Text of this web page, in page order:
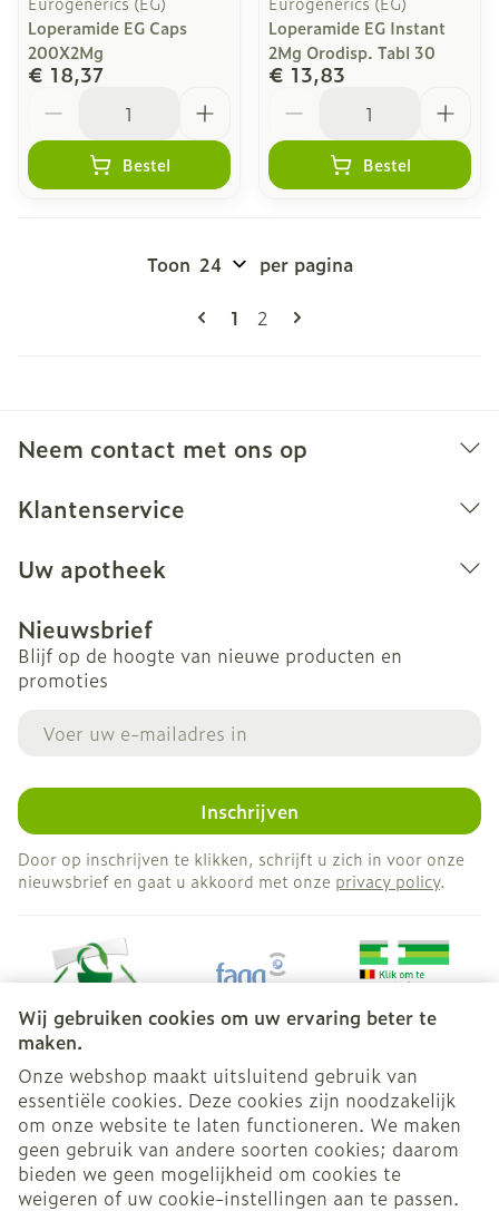
Wij gebruiken cookies om uw ervaring beter te
maken.
Onze webshop maakt uitsluitend gebruik van
essentiële cookies. Deze cookies zijn noodzakelijk
om onze website te laten functioneren. We maken
geen gebruik van andere soorten cookies; daarom
bieden we geen mogelijkheid om cookies te
weigeren of uw cookie-instellingen aan te passen.
Loperamide EG Caps
200X2Mg
€ 18,37
Bestel
Loperamide EG Instant
2Mg Orodisp. Tabl 30
€ 13,83
Bestel
Pagina's
U lees momenteel pagina
1 Pagina
2
Toon per pagina
Neem contact met ons op
Klantenservice
Uw apotheek
Nieuwsbrief
Blijf op de hoogte van nieuwe producten en
promoties
Inschrijven
Door op inschrijven te klikken, schrijft u zich in voor onze
nieuwsbrief en gaat u akkoord met onze privacy policy.
Juridische links